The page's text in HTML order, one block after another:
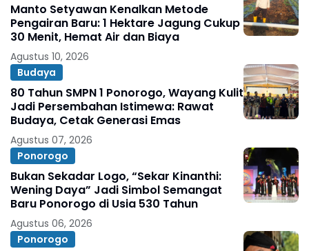
Manto Setyawan Kenalkan Metode
Pengairan Baru: 1 Hektare Jagung Cukup
30 Menit, Hemat Air dan Biaya
Agustus 10, 2026
Budaya
80 Tahun SMPN 1 Ponorogo, Wayang Kulit
Jadi Persembahan Istimewa: Rawat
Budaya, Cetak Generasi Emas
Agustus 07, 2026
Ponorogo
Bukan Sekadar Logo, “Sekar Kinanthi:
Wening Daya” Jadi Simbol Semangat
Baru Ponorogo di Usia 530 Tahun
Agustus 06, 2026
Ponorogo